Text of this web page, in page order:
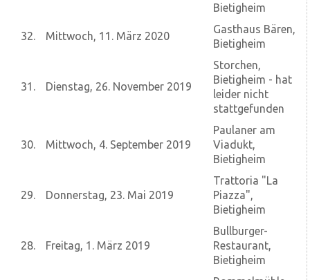
Bietigheim
32. Mittwoch, 11. März 2020
Gasthaus Bären,
Bietigheim
31. Dienstag, 26. November 2019
Storchen,
Bietigheim - hat
leider nicht
stattgefunden
30. Mittwoch, 4. September 2019
Paulaner am
Viadukt,
Bietigheim
29. Donnerstag, 23. Mai 2019
Trattoria "La
Piazza",
Bietigheim
28. Freitag, 1. März 2019
Bullburger-
Restaurant,
Bietigheim